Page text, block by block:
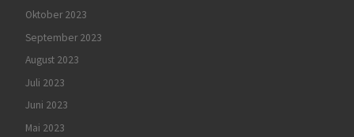
Oktober 2023
September 2023
August 2023
Juli 2023
Juni 2023
Mai 2023